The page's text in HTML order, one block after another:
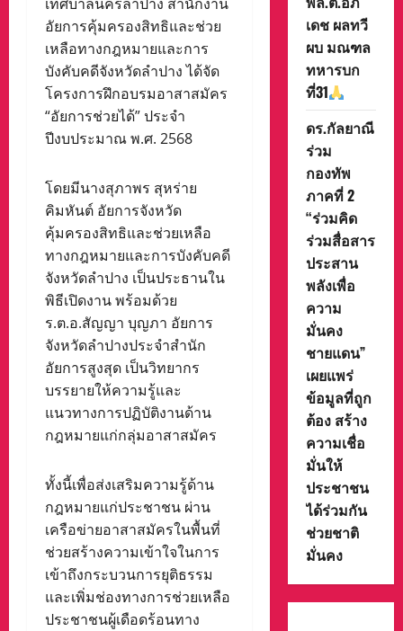
อัยการคุ้มครองสิทธิและช่วย
เหลือทางกฎหมายและการ
บังคับคดีจังหวัดลำปาง ได้จัด
โครงการฝึกอบรมอาสาสมัคร
“อัยการช่วยได้” ประจำ
ปีงบประมาณ พ.ศ. 2568
โดยมีนางสุภาพร สุหร่าย
คิมหันต์ อัยการจังหวัด
คุ้มครองสิทธิและช่วยเหลือ
ทางกฎหมายและการบังคับคดี
จังหวัดลำปาง เป็นประธานใน
พิธีเปิดงาน พร้อมด้วย
ร.ต.อ.สัญญา บุญภา อัยการ
จังหวัดลำปางประจำสำนัก
อัยการสูงสุด เป็นวิทยากร
บรรยายให้ความรู้และ
แนวทางการปฏิบัติงานด้าน
กฎหมายแก่กลุ่มอาสาสมัคร
ทั้งนี้เพื่อส่งเสริมความรู้ด้าน
กฎหมายแก่ประชาชน ผ่าน
เครือข่ายอาสาสมัครในพื้นที่
ช่วยสร้างความเข้าใจในการ
เข้าถึงกระบวนการยุติธรรม
และเพิ่มช่องทางการช่วยเหลือ
ประชาชนผู้เดือดร้อนทาง
เดช ผลทวี
ผบ มณฑล
ทหารบก
ที่31
ดร.กัลยาณี
ร่วม
กองทัพ
ภาคที่ 2
“ร่วมคิด
ร่วมสื่อสาร
ประสาน
พลังเพื่อ
ความ
มั่นคง
ชายแดน”
เผยแพร่
ข้อมูลที่ถูก
ต้อง สร้าง
ความเชื่อ
มั่นให้
ประชาชน
ได้ร่วมกัน
ช่วยชาติ
มั่นคง